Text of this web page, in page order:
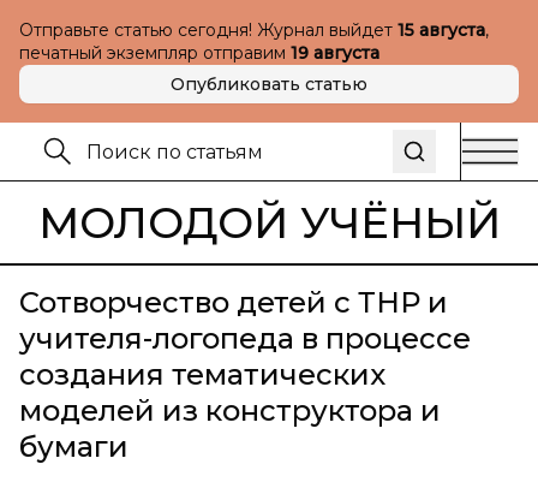
Отправьте статью сегодня! Журнал выйдет 15 августа,
печатный экземпляр отправим 19 августа
Опубликовать статью
МОЛОДОЙ УЧЁНЫЙ
Сотворчество детей с ТНР и
учителя-логопеда в процессе
создания тематических
моделей из конструктора и
бумаги